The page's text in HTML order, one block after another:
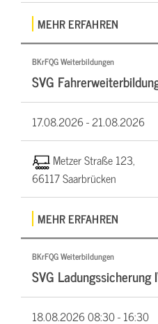
MEHR ERFAHREN
BKrFQG Weiterbildungen
SVG
17.08.2026 -21.08.2026
Metzer Straße 123,
66117 Saarbrücken
MEHR ERFAHREN
BKrFQG Weiterbildungen
SVG Ladungssicherung
18.08.202608:30 - 16:30